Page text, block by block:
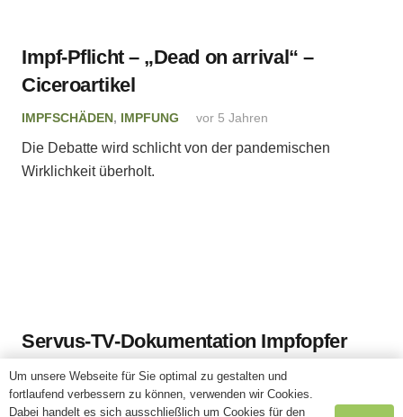
Impf-Pflicht – „Dead on arrival“ –
Ciceroartikel
IMPFSCHÄDEN, IMPFUNG vor 5 Jahren
Die Debatte wird schlicht von der pandemischen
Wirklichkeit überholt.
Servus-TV-Dokumentation Impfopfer
IMPFSCHÄDEN, IMPFUNG vor 5 Jahren
Im Stich gelassen: Diese Reportage zeigt Schicksale
Um unsere Webseite für Sie optimal zu gestalten und
fortlaufend verbessern zu können, verwenden wir Cookies.
Dabei handelt es sich ausschließlich um Cookies für den